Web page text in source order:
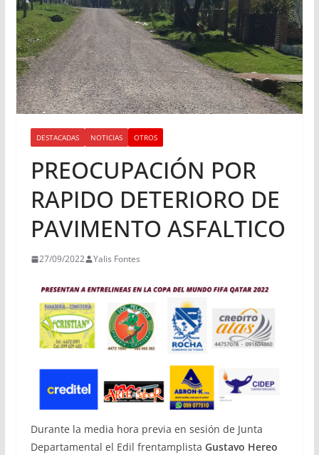
DESTACADAS NOTICIAS OTROS
PREOCUPACIÓN POR
RAPIDO DETERIORO DE
PAVIMENTO ASFALTICO
27/09/2022 Yalis Fontes
Durante la media hora previa en sesión de Junta
Departamental el Edil frentamplista Gustavo Hereo